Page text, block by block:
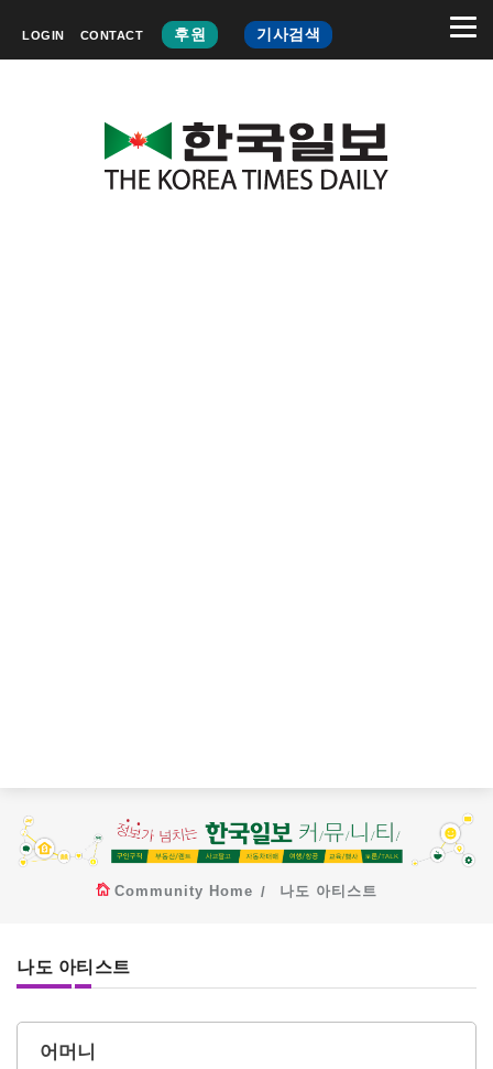
LOGIN CONTACT 후원 기사검색
Community Home 나도 아티스트
나도 아티스트
어머니